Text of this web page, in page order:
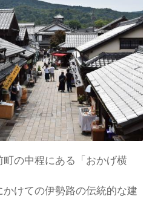
の中程にある「おかげ横
けての伊勢路の伝統的な建